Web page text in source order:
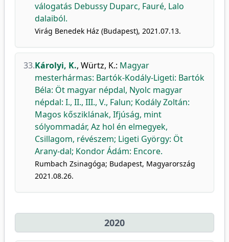
válogatás Debussy Duparc, Fauré, Lalo
dalaiból.
Virág Benedek Ház (Budapest), 2021.07.13.
33.Károlyi, K., Würtz, K.: Magyar
mesterhármas: Bartók-Kodály-Ligeti: Bartók
Béla: Öt magyar népdal, Nyolc magyar
népdal: I., II., III., V., Falun; Kodály Zoltán:
Magos kősziklának, Ifjúság, mint
sólyommadár, Az hol én elmegyek,
Csillagom, révészem; Ligeti György: Öt
Arany-dal; Kondor Ádám: Encore.
Rumbach Zsinagóga; Budapest, Magyarország
2021.08.26.
2020